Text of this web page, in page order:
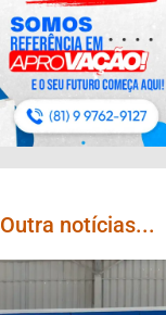
Outra notícias...